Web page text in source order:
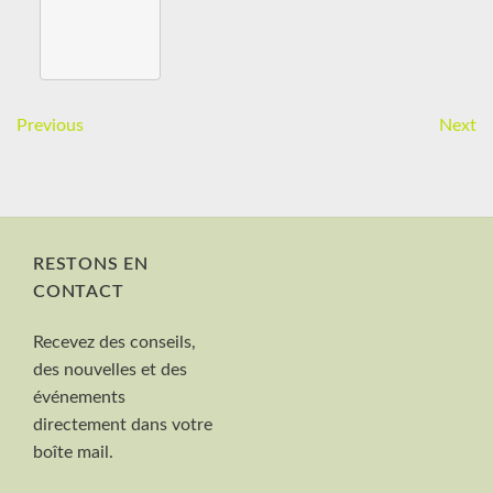
Previous Next
RESTONS EN
CONTACT
Recevez des conseils,
des nouvelles et des
événements
directement dans votre
boîte mail.